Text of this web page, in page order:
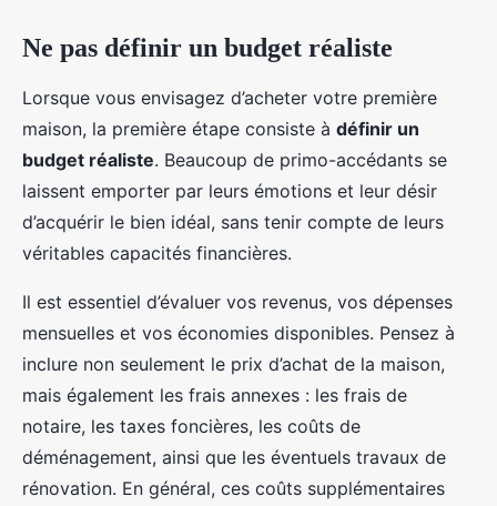
Ne pas définir un budget réaliste
Lorsque vous envisagez d’acheter votre première
maison, la première étape consiste à définir un
budget réaliste. Beaucoup de primo-accédants se
laissent emporter par leurs émotions et leur désir
d’acquérir le bien idéal, sans tenir compte de leurs
véritables capacités financières.
Il est essentiel d’évaluer vos revenus, vos dépenses
mensuelles et vos économies disponibles. Pensez à
inclure non seulement le prix d’achat de la maison,
mais également les frais annexes : les frais de
notaire, les taxes foncières, les coûts de
déménagement, ainsi que les éventuels travaux de
rénovation. En général, ces coûts supplémentaires